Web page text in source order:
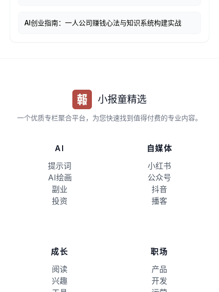
AI创业指南：一人公司赚钱心法与知识系统构建实战
小报童精选
一个优质专栏聚合平台，为您快速找到值得付费的专业内容。
AI
提示词
AI绘画
副业
投资
自媒体
小红书
公众号
抖音
播客
成长
阅读
兴趣
职场
产品
开发